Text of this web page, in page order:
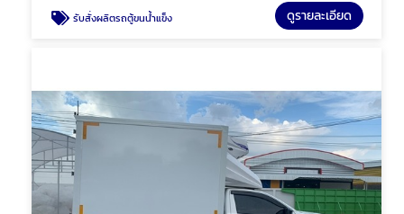
รับสั่งผลิตรถตู้ขนน้ำแข็ง ดูรายละเอียด